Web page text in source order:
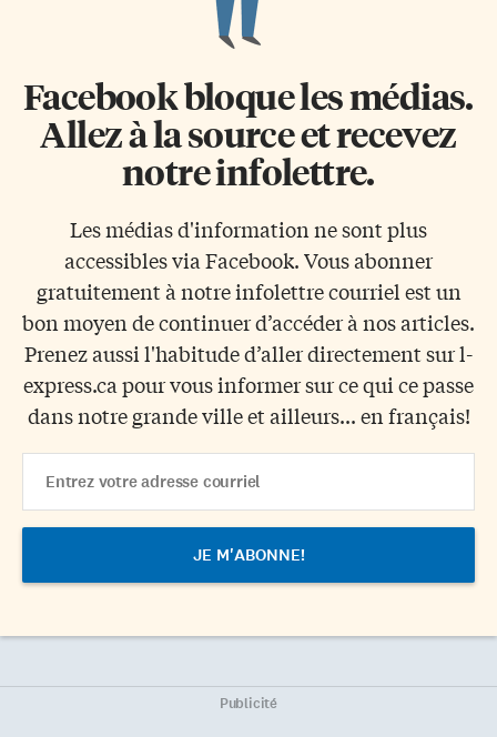
Facebook bloque les médias.
Allez à la source et recevez
notre infolettre.
Les médias d'information ne sont plus
accessibles via Facebook. Vous abonner
gratuitement à notre infolettre courriel est un
bon moyen de continuer d’accéder à nos articles.
Prenez aussi l'habitude d’aller directement sur l-
express.ca pour vous informer sur ce qui ce passe
dans notre grande ville et ailleurs... en français!
Address
Publicité